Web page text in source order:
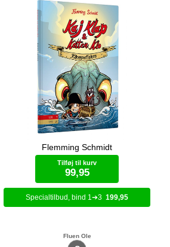
Gå planken ud med Kaj Klap og
katten Klo, de sjoveste pirater på de
syv have. De er altid på jagt efter en
ny skat, men det kan være farligt.
Noget lurer nemlig på bunden af
havet.
Bog (hardcover)
Flemming Schmidt
Tilføj til kurv
99,95
1 3 199,95
Fluen Ole